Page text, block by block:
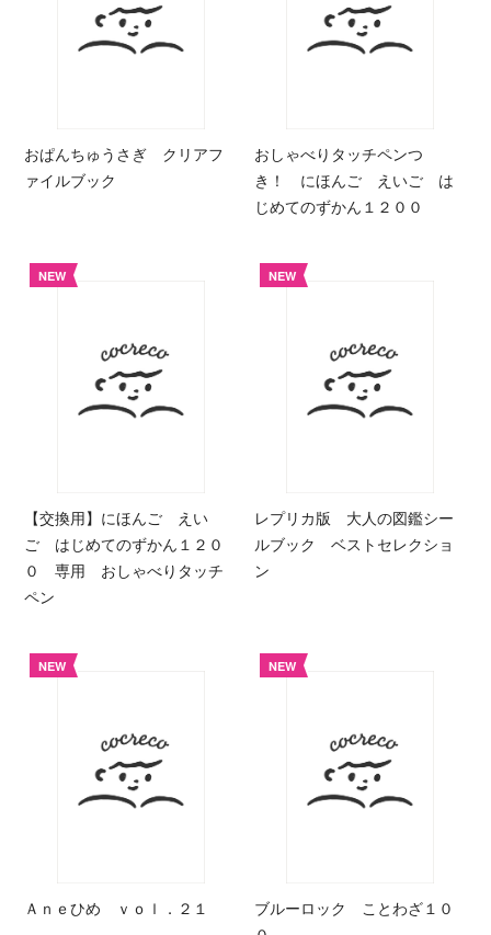
おぱんちゅうさぎ クリアフ
ァイルブック
おしゃべりタッチペンつ
き！ にほんご えいご は
じめてのずかん１２００
NEW
【交換用】にほんご えい
ご はじめてのずかん１２０
０ 専用 おしゃべりタッチ
ペン
NEW
レプリカ版 大人の図鑑シー
ルブック ベストセレクショ
ン
NEW
Ａｎｅひめ ｖｏｌ．２１
NEW
ブルーロック ことわざ１０